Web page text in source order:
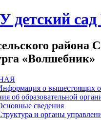
детский
района
«Волшебник»
о вышестоящих
об образовательной
сведения
и органы